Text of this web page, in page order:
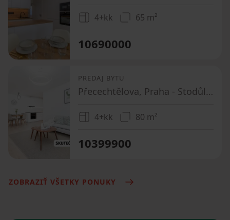
4+kk 65 m²
10690000
PREDAJ BYTU
Přecechtělova, Praha - Stodůlky
4+kk 80 m²
10399900
ZOBRAZIŤ VŠETKY PONUKY